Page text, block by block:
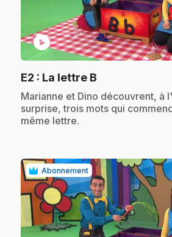
play_circle
E2 : La lettre B
.Marianne et Dino découvrent, à
surprise, trois mots qui
même lettre.
Abonnement